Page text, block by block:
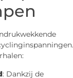
: Dankzij de